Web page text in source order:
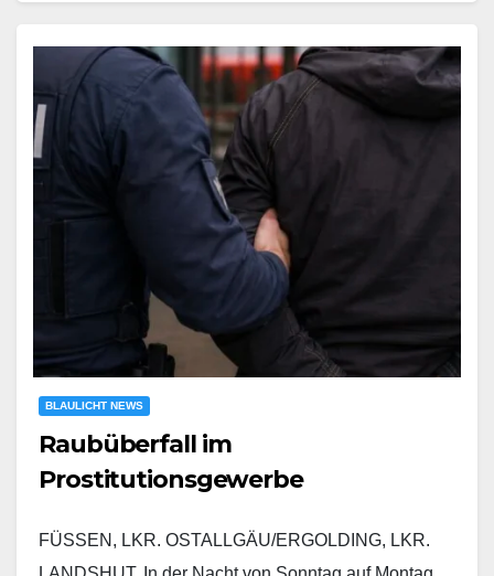
BLAULICHT NEWS
Raubüberfall im
Prostitutionsgewerbe
FÜSSEN, LKR. OSTALLGÄU/ERGOLDING, LKR.